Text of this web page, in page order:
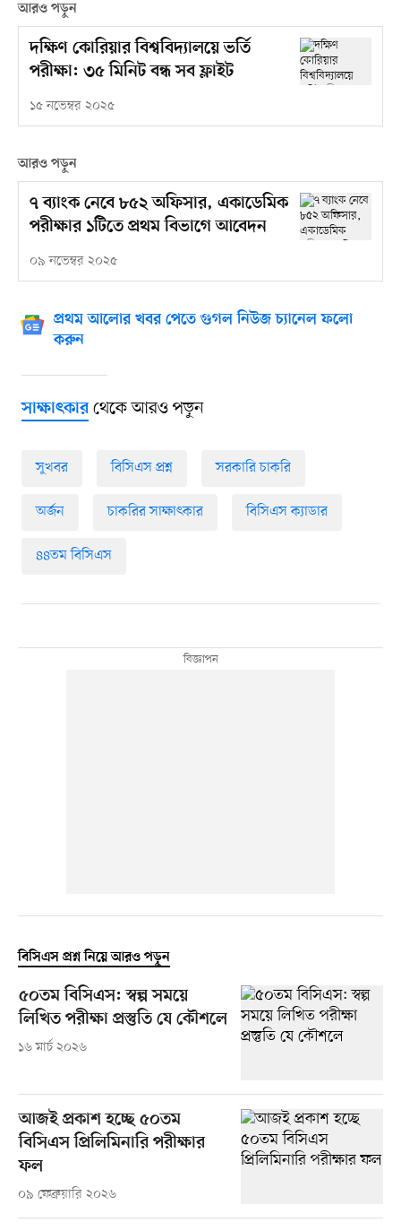
আরও পড়ুন
দক্ষিণ কোরিয়ার বিশ্ববিদ্যালয়ে ভর্তি
পরীক্ষা: ৩৫ মিনিট বন্ধ সব ফ্লাইট
১৫ নভেম্বর ২০২৫
আরও পড়ুন
৭ ব্যাংক নেবে ৮৫২ অফিসার, একাডেমিক
পরীক্ষার ১টিতে প্রথম বিভাগে আবেদন
০৯ নভেম্বর ২০২৫
প্রথম আলোর খবর পেতে গুগল নিউজ চ্যানেল ফলো
করুন
সাক্ষাৎকারথেকে আরও পড়ুন
সুখবর বিসিএস প্রশ্ন সরকারি চাকরি
অর্জন চাকরির সাক্ষাৎকার বিসিএস ক্যাডার
৪৪তম বিসিএস
বিসিএস প্রশ্ন নিয়ে আরও পড়ুন
৫০তম বিসিএস: স্বল্প সময়ে
লিখিত পরীক্ষা প্রস্তুতি যে কৌশলে
১৬ মার্চ ২০২৬
আজই প্রকাশ হচ্ছে ৫০তম
বিসিএস প্রিলিমিনারি পরীক্ষার
ফল
০৯ ফেব্রুয়ারি ২০২৬